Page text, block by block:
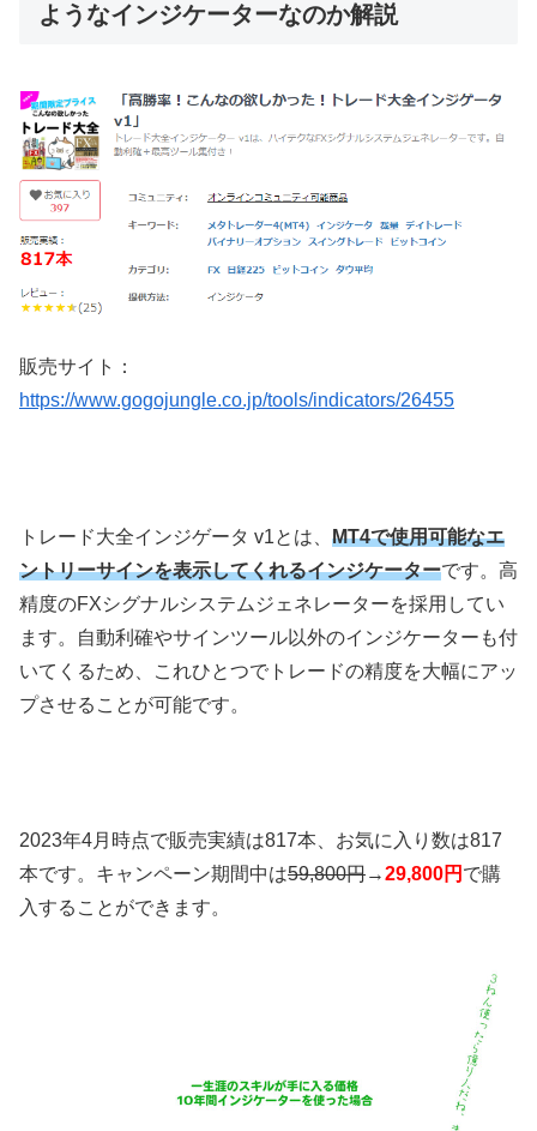
ようなインジケーターなのか解説
販売サイト：
https://www.gogojungle.co.jp/tools/indicators/26455
トレード大全インジゲータ v1とは、 MT4で使用可能なエ
ントリーサインを表示してくれるインジケーターです。高
精度のFXシグナルシステムジェネレーターを採用してい
ます。自動利確やサインツール以外のインジケーターも付
いてくるため、これひとつでトレードの精度を大幅にアッ
プさせることが可能です。
2023年4月時点で販売実績は817本、お気に入り数は817
本です。キャンペーン期間中は59,800円→29,800円 で購
入することができます。